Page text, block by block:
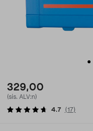
329,00
(sis. ALV:n)
4.7 (17)